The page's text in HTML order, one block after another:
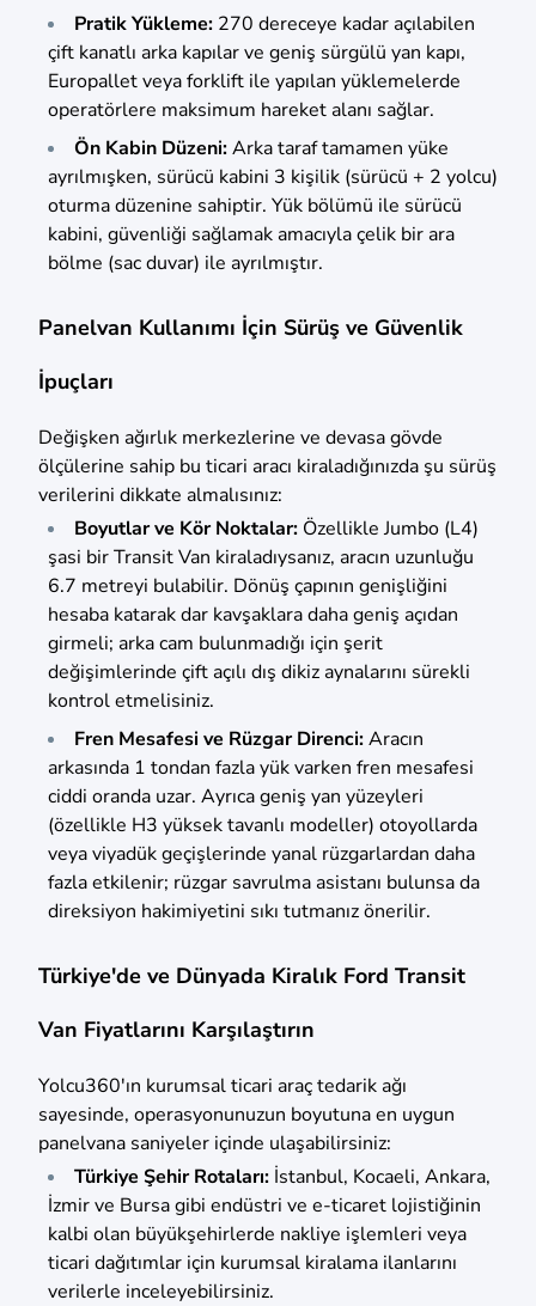
Pratik Yükleme: 270 dereceye kadar açılabilen
çift kanatlı arka kapılar ve geniş sürgülü yan kapı,
Europallet veya forklift ile yapılan yüklemelerde
operatörlere maksimum hareket alanı sağlar.
Ön Kabin Düzeni:Arka taraf tamamen yüke
ayrılmışken, sürücü kabini 3 kişilik (sürücü + 2 yolcu)
oturma düzenine sahiptir. Yük bölümü ile sürücü
kabini, güvenliği sağlamak amacıyla çelik bir ara
bölme (sac duvar) ile ayrılmıştır.
Panelvan Kullanımı İçin Sürüş ve Güvenlik
İpuçları
Değişken ağırlık merkezlerine ve devasa gövde
ölçülerine sahip bu ticari aracı kiraladığınızda şu sürüş
verilerini dikkate almalısınız:
Boyutlar ve Kör Noktalar: Özellikle Jumbo (L4)
şasi bir Transit Van kiraladıysanız, aracın uzunluğu
6.7 metreyi bulabilir. Dönüş çapının genişliğini
hesaba katarak dar kavşaklara daha geniş açıdan
girmeli; arka cam bulunmadığı için şerit
değişimlerinde çift açılı dış dikiz aynalarını sürekli
kontrol etmelisiniz.
Fren Mesafesi ve Rüzgar Direnci:Aracın
arkasında 1 tondan fazla yük varken fren mesafesi
ciddi oranda uzar. Ayrıca geniş yan yüzeyleri
(özellikle H3 yüksek tavanlı modeller) otoyollarda
veya viyadük geçişlerinde yanal rüzgarlardan daha
fazla etkilenir; rüzgar savrulma asistanı bulunsa da
direksiyon hakimiyetini sıkı tutmanız önerilir.
Türkiye'de ve Dünyada Kiralık Ford Transit
Van Fiyatlarını Karşılaştırın
Yolcu360'ın kurumsal ticari araç tedarik ağı
sayesinde, operasyonunuzun boyutuna en uygun
panelvana saniyeler içinde ulaşabilirsiniz:
Türkiye Şehir Rotaları: İstanbul, Kocaeli, Ankara,
İzmir ve Bursa gibi endüstri ve e-ticaret lojistiğinin
kalbi olan büyükşehirlerde nakliye işlemleri veya
ticari dağıtımlar için kurumsal kiralama ilanlarını
verilerle inceleyebilirsiniz.